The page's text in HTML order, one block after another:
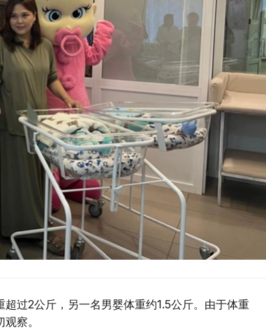
过2公斤，另一名男婴体重约1.5公斤。由于体重
察。